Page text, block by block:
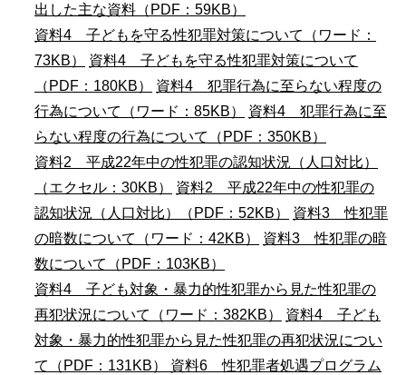
出した主な資料（PDF：59KB）
資料4 子どもを守る性犯罪対策について（ワード：
73KB）
資料4 子どもを守る性犯罪対策について
（PDF：180KB）
資料4 犯罪行為に至らない程度の
行為について（ワード：85KB）
資料4 犯罪行為に至
らない程度の行為について（PDF：350KB）
資料2 平成22年中の性犯罪の認知状況（人口対比）
（エクセル：30KB）
資料2 平成22年中の性犯罪の
認知状況（人口対比）（PDF：52KB）
資料3 性犯罪
の暗数について（ワード：42KB）
資料3 性犯罪の暗
数について（PDF：103KB）
資料4 子ども対象・暴力的性犯罪から見た性犯罪の
再犯状況について（ワード：382KB）
資料4 子ども
対象・暴力的性犯罪から見た性犯罪の再犯状況につい
て（PDF：131KB）
資料6 性犯罪者処遇プログラム